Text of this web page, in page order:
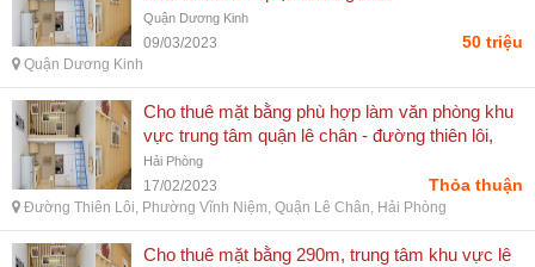
Quận Dương Kinh
09/03/2023 50 triệu
Quận Dương Kinh
Cho thuê mặt bằng phù hợp làm văn phòng khu
vực trung tâm quận lê chân - đường thiên lôi,
phường vĩnh niệm, quận lê chân, hải phòng
Hải Phòng
17/02/2023 Thỏa thuận
Đường Thiên Lôi, Phường Vĩnh Niệm, Quận Lê Chân, Hải Phòng
Cho thuê mặt bằng 290m, trung tâm khu vực lê